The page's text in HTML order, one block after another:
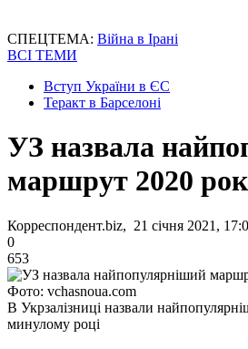
СПЕЦТЕМА: Війна в Ірані
ВСІ ТЕМИ
Вступ України в ЄС
Теракт в Барселоні
УЗ назвала
маршрут 2020
Корреспондент.biz, 21 січня 2021,
0
653
Фото: vchasnoua.com
В Укрзалізниці назвали
минулому році